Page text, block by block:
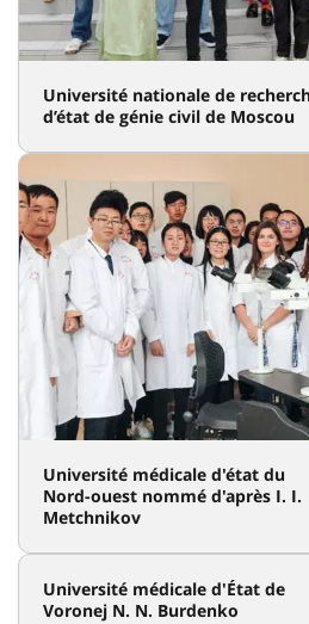
Université nationale de
d’état de génie civil de Moscou
Université médicale d'état du
Nord-ouest nommé d'après I. I.
Metchnikov
Université médicale d'État de
Voronej N. N. Burdenko